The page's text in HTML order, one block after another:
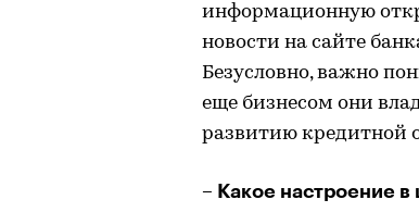
информационную
новости на сайте
Безусловно, важно
еще бизнесом они
развитию кредитной
– Какое настроение